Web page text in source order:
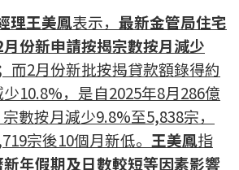
理王美鳳表示， 最新金管局住宅
份新申請按揭宗數按月減少
而2月份新批按揭貸款額錄得約
10.8%，是自2025年8月286億
數按月減少9.8%至5,838宗，
宗後10個月新低。 王美鳳指
年假期及日數較短等因素影響